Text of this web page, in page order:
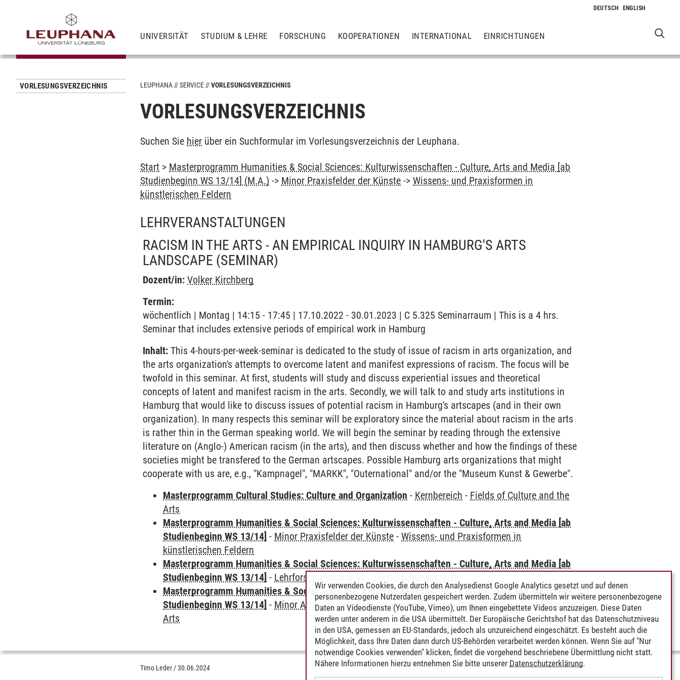
UNIVERSITÄT STUDIUM & LEHRE FORSCHUNG KOOPERATIONEN INTERNATIONAL EINRICHTUNGEN
VORLESUNGSVERZEICHNIS LEUPHANA SERVICE VORLESUNGSVERZEICHNIS
VORLESUNGSVERZEICHNIS
Suchen Sie hier über ein Suchformular im Vorlesungsverzeichnis der Leuphana.
Start > Masterprogramm Humanities & Social Sciences: Kulturwissenschaften - Culture, Arts and Media [ab
Studienbeginn WS 13/14] (M.A.) -> Minor Praxisfelder der Künste ->Wissens- und Praxisformen in
künstlerischen Feldern
LEHRVERANSTALTUNGEN
RACISM IN THE ARTS - AN EMPIRICAL INQUIRY IN HAMBURG'S ARTS
LANDSCAPE (SEMINAR)
Dozent/in: Volker Kirchberg
Termin:
wöchentlich | Montag | 14:15 - 17:45 | 17.10.2022 - 30.01.2023 | C 5.325 Seminarraum | This is a 4 hrs.
Seminar that includes extensive periods of empirical work in Hamburg
Inhalt: This 4-hours-per-week-seminar is dedicated to the study of issue of racism in arts organization, and
the arts organization's attempts to overcome latent and manifest expressions of racism. The focus will be
twofold in this seminar. At first, students will study and discuss experiential issues and theoretical
concepts of latent and manifest racism in the arts. Secondly, we will talk to and study arts institutions in
Hamburg that would like to discuss issues of potential racism in Hamburg's artscapes (and in their own
organization). In many respects this seminar will be exploratory since the material about racism in the arts
is rather thin in the German speaking world. We will begin the seminar by reading through the extensive
literature on (Anglo-) American racism (in the arts), and then discuss whether and how the findings of these
societies might be transfered to the German artscapes. Possible Hamburg arts organizations that might
cooperate with us are, e.g., "Kampnagel", "MARKK", "Outernational" and/or the "Museum Kunst & Gewerbe".
Masterprogramm Cultural Studies: Culture and Organization - Kernbereich - Fields of Culture and the
Arts
Masterprogramm Humanities & Social Sciences: Kulturwissenschaften - Culture, Arts and Media [ab
Studienbeginn WS 13/14] - Minor Praxisfelder der Künste -Wissens- und Praxisformen in
künstlerischen Feldern
Masterprogramm Humanities & Social Sciences: Kulturwissenschaften - Culture, Arts and Media [ab
Studienbeginn WS 13/14] - Lehrforschungsprojekt
Masterprogramm Humanities & Social Sciences: Kulturwissenschaften - Culture, Arts and Media [ab
Studienbeginn WS 13/14] - Minor Arts Organization/Kulturorganisation-Organizational Theory for the
Arts
Timo Leder /30.06.2024
Wir verwenden Cookies, die durch den Analysedienst Google Analytics gesetzt und auf denen
personenbezogene Nutzerdaten gespeichert werden. Zudem übermitteln wir weitere personenbezogene
Daten an Videodienste (YouTube, Vimeo), um Ihnen eingebettete Videos anzuzeigen. Diese Daten
werden unter anderem in die USA übermittelt. Der Europäische Gerichtshof hat das Datenschutzniveau
in den USA, gemessen an EU-Standards, jedoch als unzureichend eingeschätzt. Es besteht auch die
Möglichkeit, dass Ihre Daten dann durch US-Behörden verarbeitet werden können. Wenn Sie auf "Nur
notwendige Cookies verwenden" klicken, findet die vorgehend beschriebene Übermittlung nicht statt.
Nähere Informationen hierzu entnehmen Sie bitte unserer Datenschutzerklärung.